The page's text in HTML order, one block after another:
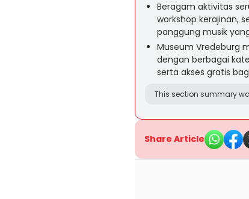
Beragam aktivitas
workshop kerajinan,
panggung musik
Museum Vredeburg
dengan berbagai
serta akses gratis
This section summary
Share Article